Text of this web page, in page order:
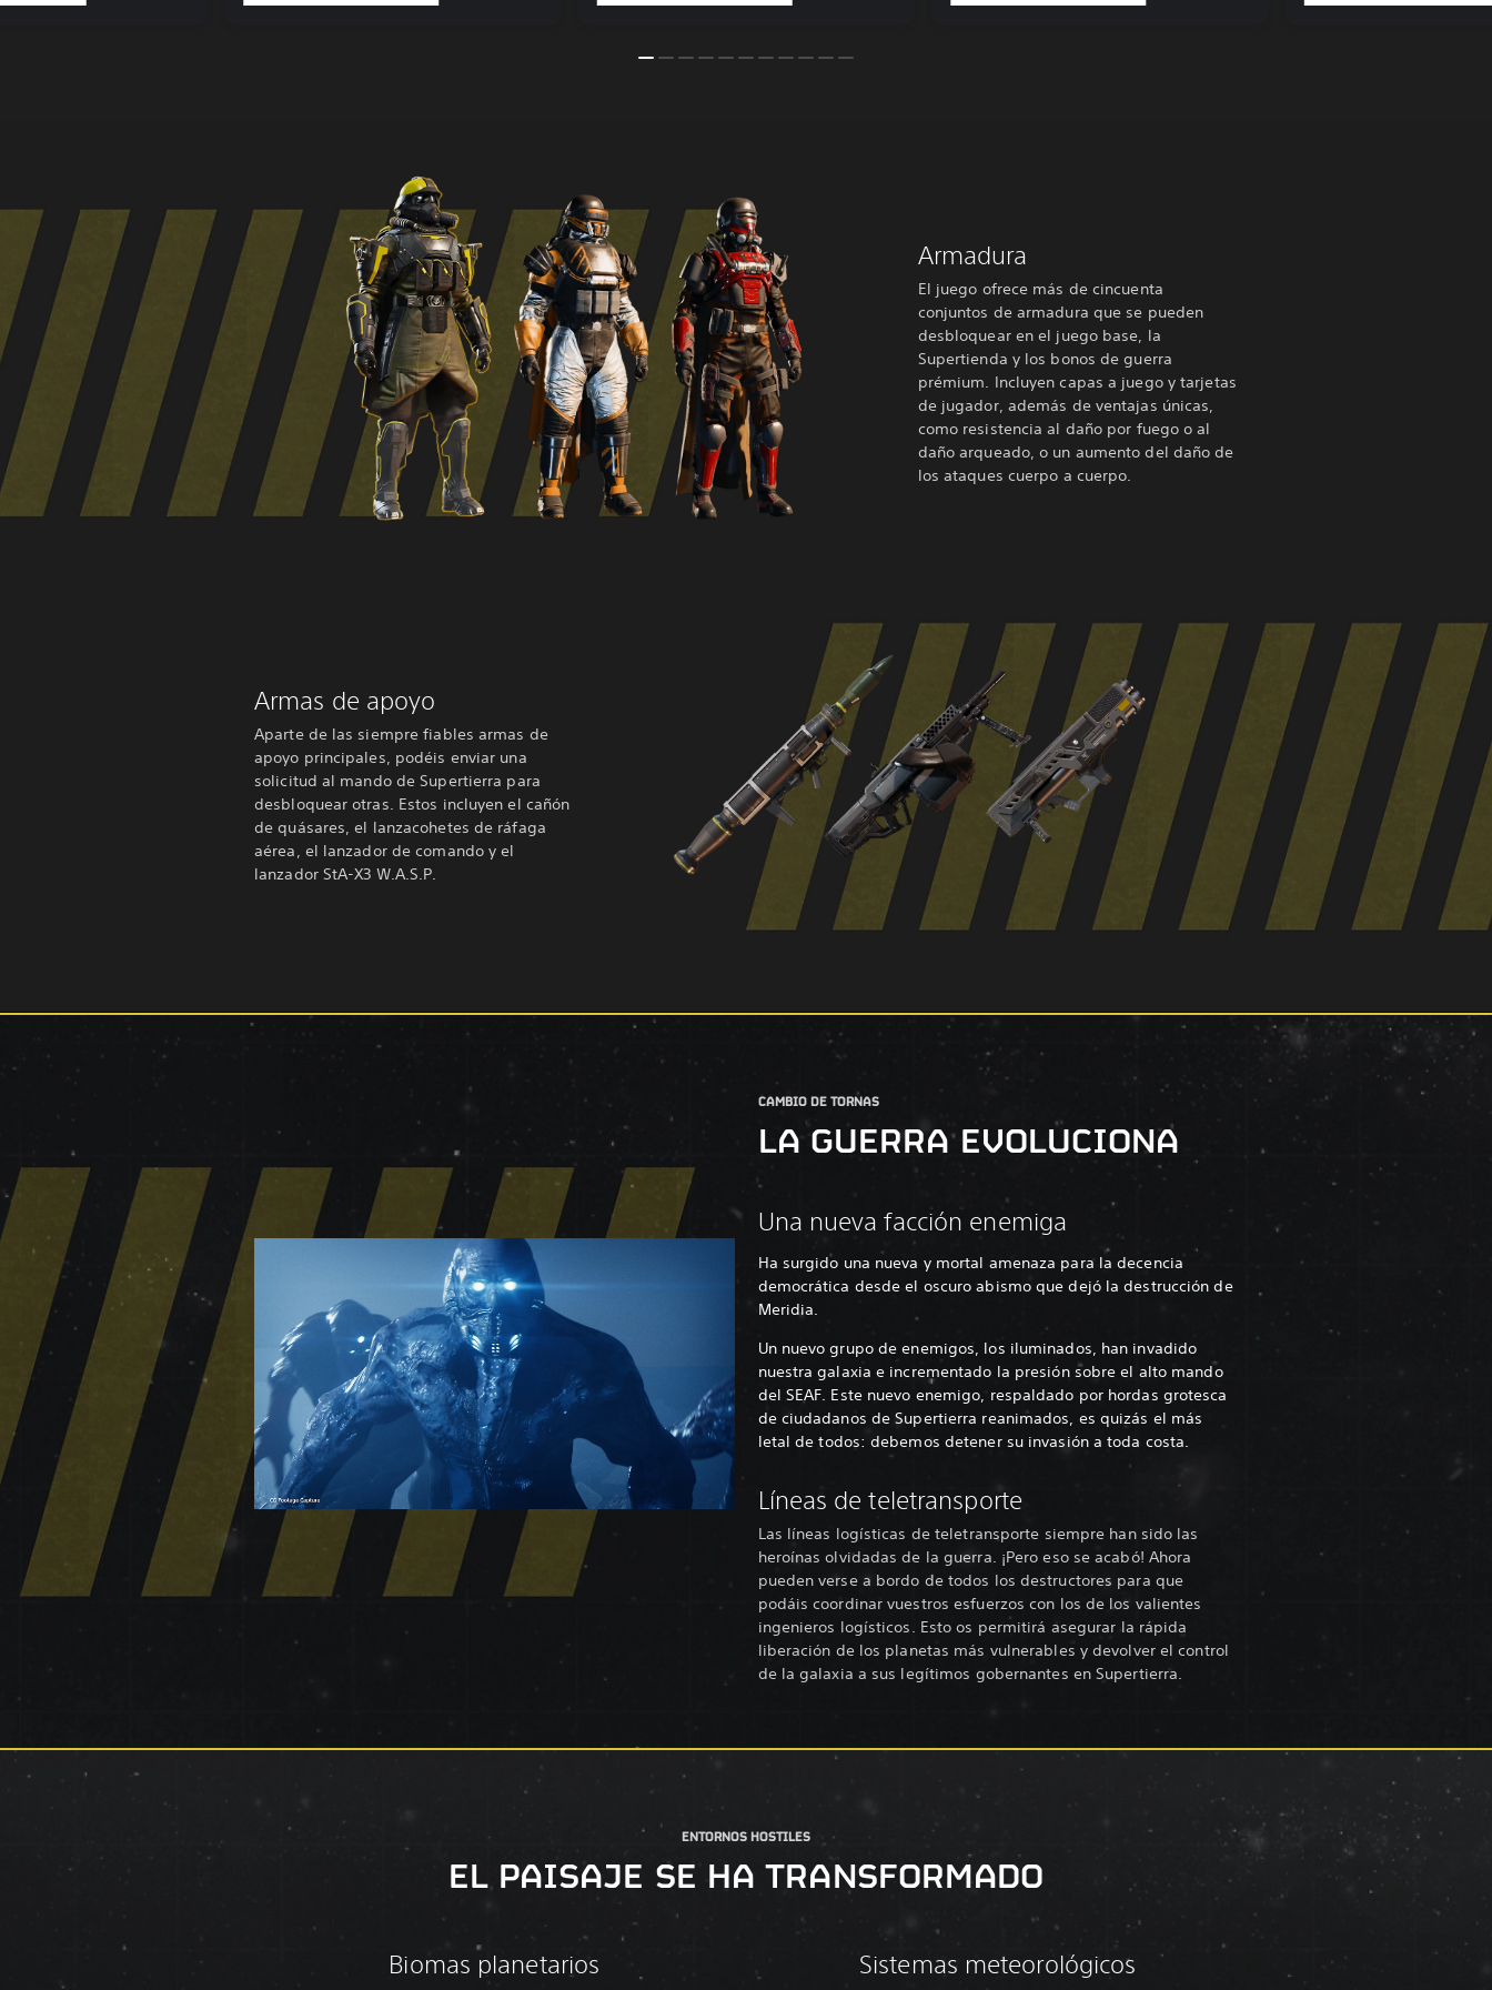
Armadura
El juego ofrece más de cincuenta
conjuntos de armadura que se pueden
desbloquear en el juego base, la
Supertienda y los bonos de guerra
prémium. Incluyen capas a juego y tarjetas
de jugador, además de ventajas únicas,
como resistencia al daño por fuego o al
daño arqueado, o un aumento del daño de
los ataques cuerpo a cuerpo.
Armas de apoyo
Aparte de las siempre fiables armas de
apoyo principales, podéis enviar una
solicitud al mando de Supertierra para
desbloquear otras. Estos incluyen el cañón
de quásares, el lanzacohetes de ráfaga
aérea, el lanzador de comando y el
lanzador StA-X3 W.A.S.P.
CAMBIO DE TORNAS
LA GUERRA EVOLUCIONA
Una nueva facción enemiga
Ha surgido una nueva y mortal amenaza para la decencia
democrática desde el oscuro abismo que dejó la destrucción de
Meridia.
Un nuevo grupo de enemigos, los iluminados, han invadido
nuestra galaxia e incrementado la presión sobre el alto mando
del SEAF. Este nuevo enemigo, respaldado por hordas grotesca
de ciudadanos de Supertierra reanimados, es quizás el más
letal de todos: debemos detener su invasión a toda costa.
Líneas de teletransporte
Las líneas logísticas de teletransporte siempre han sido las
heroínas olvidadas de la guerra. ¡Pero eso se acabó! Ahora
pueden verse a bordo de todos los destructores para que
podáis coordinar vuestros esfuerzos con los de los valientes
ingenieros logísticos. Esto os permitirá asegurar la rápida
liberación de los planetas más vulnerables y devolver el control
de la galaxia a sus legítimos gobernantes en Supertierra.
ENTORNOS HOSTILES
EL PAISAJE SE HA TRANSFORMADO
Biomas planetarios Sistemas meteorológicos